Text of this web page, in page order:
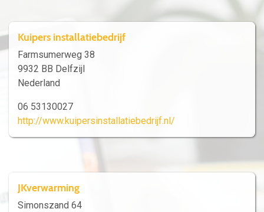
Kuipers installatiebedrijf
Farmsumerweg 38
9932 BB Delfzijl
Nederland
06 53130027
http://www.kuipersinstallatiebedrijf.nl/
JKverwarming
Simonszand 64